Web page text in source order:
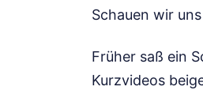
Schauen wir
Früher saß ein
Kurzvideos